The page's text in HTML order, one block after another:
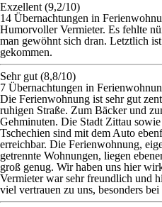
Exzellent (9,2/10)
14 Übernachtungen in
Humorvoller Vermieter. Es fehlte
man gewöhnt sich dran. Letztlich
gekommen.
Sehr gut (8,8/10)
7 Übernachtungen in
Die Ferienwohnung ist sehr gut
ruhigen Straße. Zum Bäcker und
Gehminuten. Die Stadt Zittau
Tschechien sind mit dem Auto
erreichbar. Die Ferienwohnung,
getrennte Wohnungen, liegen
groß genug. Wir haben uns hier
Vermieter war sehr freundlich und
viel vertrauen zu uns, besonders